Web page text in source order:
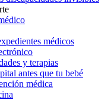
médicos
y terapias
antes que tu bebé
médica